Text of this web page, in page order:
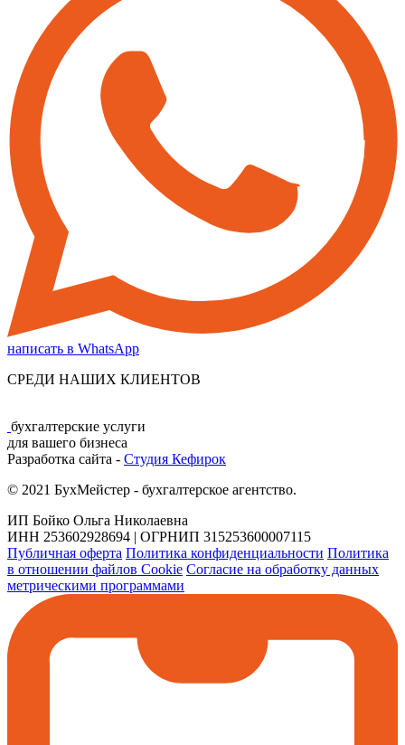
написать в WhatsApp
СРЕДИ НАШИХ КЛИЕНТОВ
бухгалтерские услуги
для вашего бизнеса
Разработка сайта - Студия Кефирок
© 2021 БухМейстер - бухгалтерское агентство.
ИП Бойко Ольга Николаевна
ИНН 253602928694 | ОГРНИП 315253600007115
Публичная оферта Политика конфиденциальности Политика
в отношении файлов Cookie Согласие на обработку данных
метрическими программами